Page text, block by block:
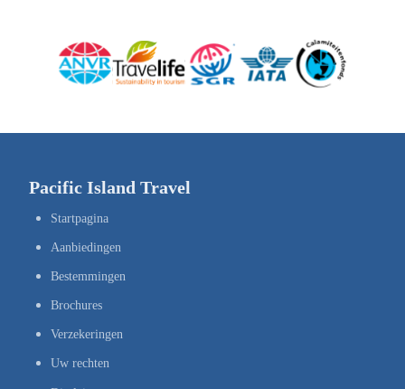
Pacific Island Travel
Startpagina
Aanbiedingen
Bestemmingen
Brochures
Verzekeringen
Uw rechten